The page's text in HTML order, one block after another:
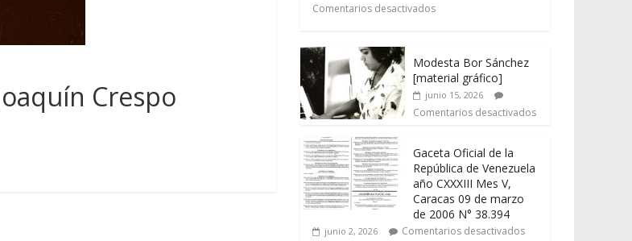
Crespo
Comentarios desactivados
Modesta Bor Sánchez
[material gráfico]
junio 15, 2026
Comentarios desactivados
Gaceta Oficial de la
República de Venezuela
año CXXXIII Mes V,
Caracas 09 de marzo
de 2006 N° 38.394
junio 2, 2026 Comentarios desactivados